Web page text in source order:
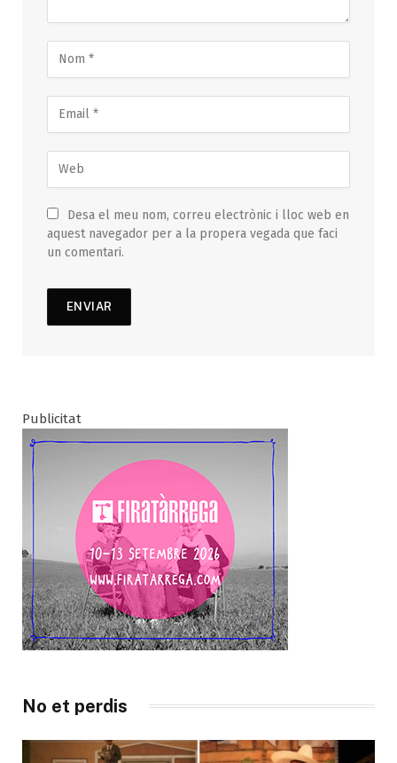
Desa el meu nom, correu electrònic i lloc web en
aquest navegador per a la propera vegada que faci
un comentari.
Publicitat
No et perdis